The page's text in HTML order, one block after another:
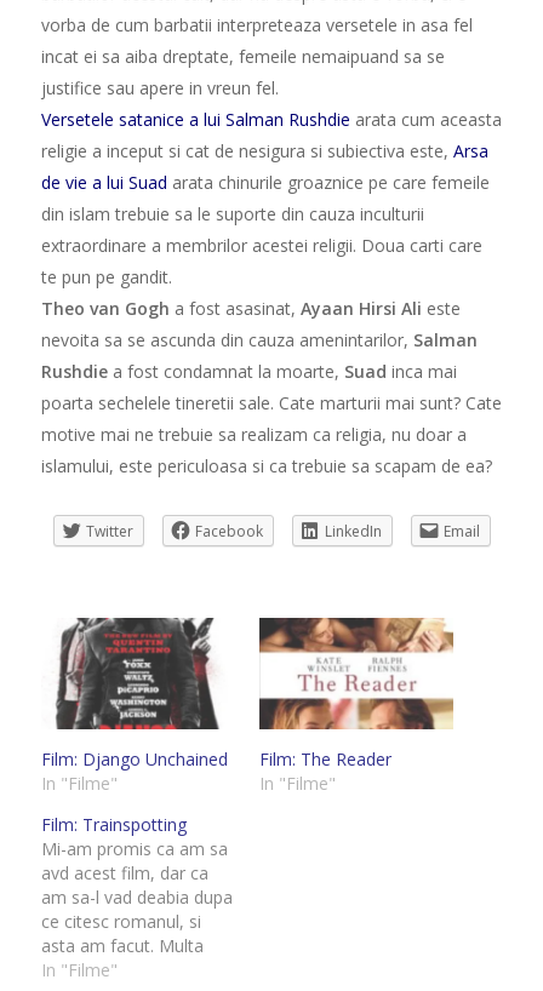
vorba de cum barbatii interpreteaza versetele in asa fel
incat ei sa aiba dreptate, femeile nemaipuand sa se
justifice sau apere in vreun fel.
Versetele satanice a lui Salman Rushdie arata cum aceasta
religie a inceput si cat de nesigura si subiectiva este, Arsa
de vie a lui Suad arata chinurile groaznice pe care femeile
din islam trebuie sa le suporte din cauza inculturii
extraordinare a membrilor acestei religii. Doua carti care
te pun pe gandit.
Theo van Gogh a fost asasinat, Ayaan Hirsi Ali este
nevoita sa se ascunda din cauza amenintarilor, Salman
Rushdiea fost condamnat la moarte, Suad inca mai
poarta sechelele tineretii sale. Cate marturii mai sunt? Cate
motive mai ne trebuie sa realizam ca religia, nu doar a
islamului, este periculoasa si ca trebuie sa scapam de ea?
Twitter Facebook LinkedIn Email
Film: Django Unchained
In "Filme"
Film: The Reader
In "Filme"
Film: Trainspotting
Mi-am promis ca am sa
avd acest film, dar ca
am sa-l vad deabia dupa
ce citesc romanul, si
asta am facut. Multa
lume i-a facut o reclama
In "Filme"